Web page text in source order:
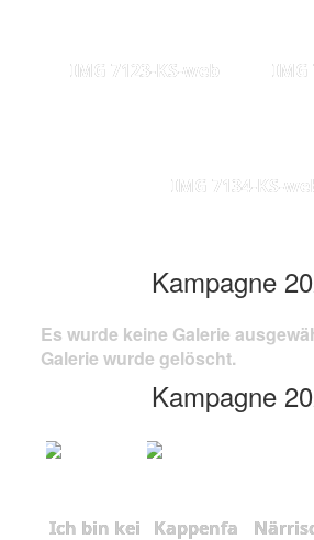
IMG 7123-KS-web IMG
IMG 7134-KS-
Kampagne
Es wurde keine Galerie
Galerie wurde gelöscht.
Kampagne
Ich bin kei
Kappenfa